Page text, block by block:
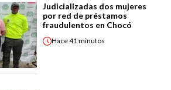
Judicializadas dos mujeres
por red de préstamos
fraudulentos en Chocó
Hace41 minutos